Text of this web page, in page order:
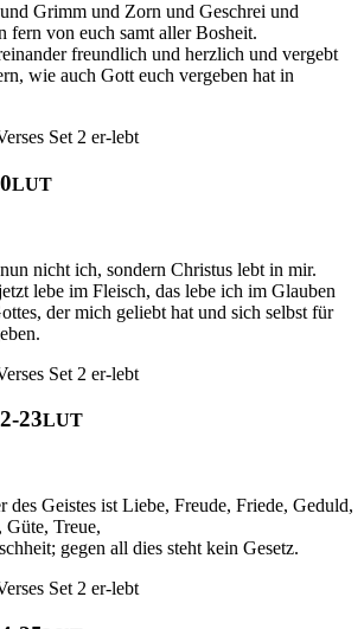
Grimm und Zorn und Geschrei und
fern von euch samt aller Bosheit.
freundlich und herzlich und vergebt
wie auch Gott euch vergeben hat in
Set 2 er-lebt
LUT
nicht ich, sondern Christus lebt in mir.
lebe im Fleisch, das lebe ich im Glauben
der mich geliebt hat und sich selbst für
Set 2 er-lebt
23LUT
des Geistes ist Liebe, Freude, Friede, Geduld,
Treue,
gegen all dies steht kein Gesetz.
Set 2 er-lebt